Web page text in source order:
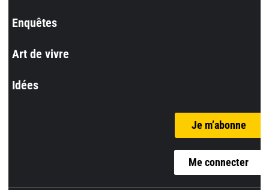
Enquêtes
Art de vivre
Idées
Je m’abonne
Me connecter